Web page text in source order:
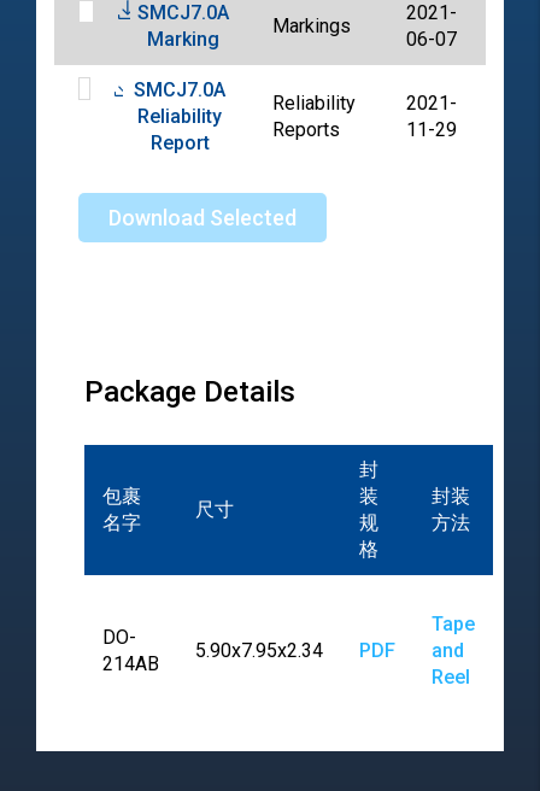
SMCJ7.0A
Marking
Markings
2021-
06-07
SMCJ7.0A
Reliability
Report
Reliability
Reports
2021-
11-29
Download Selected
Package Details
包裹
名字
尺寸
封
装
规
格
封装
方法
DO-
214AB
5.90x7.95x2.34 PDF
Tape
and
Reel